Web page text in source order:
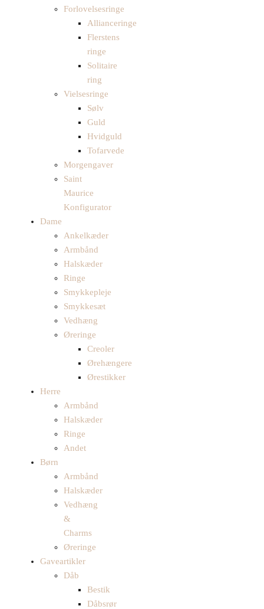
Forlovelsesringe
Allianceringe
Flerstens
ringe
Solitaire
ring
Vielsesringe
Sølv
Guld
Hvidguld
Tofarvede
Morgengaver
Saint
Maurice
Konfigurator
Dame
Ankelkæder
Armbånd
Halskæder
Ringe
Smykkepleje
Smykkesæt
Vedhæng
Øreringe
Creoler
Ørehængere
Ørestikker
Herre
Armbånd
Halskæder
Ringe
Andet
Børn
Armbånd
Halskæder
Vedhæng
&
Charms
Øreringe
Gaveartikler
Dåb
Bestik
Dåbsrør